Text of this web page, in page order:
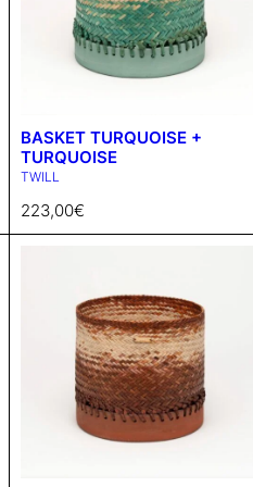
BASKET TURQUOISE +
TURQUOISE
TWILL
223,00€